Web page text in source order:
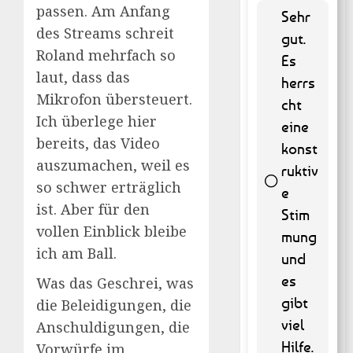
passen. Am Anfang
des Streams schreit
Roland mehrfach so
laut, dass das
Mikrofon übersteuert.
Ich überlege hier
bereits, das Video
auszumachen, weil es
so schwer erträglich
ist. Aber für den
vollen Einblick bleibe
ich am Ball.
Was das Geschrei, was
die Beleidigungen, die
Anschuldigungen, die
Vorwürfe im
Sehr
gut.
Es
herrs
cht
eine
konst
ruktiv
e
Stim
mung
und
es
gibt
viel
Hilfe.
55 ( 11.13